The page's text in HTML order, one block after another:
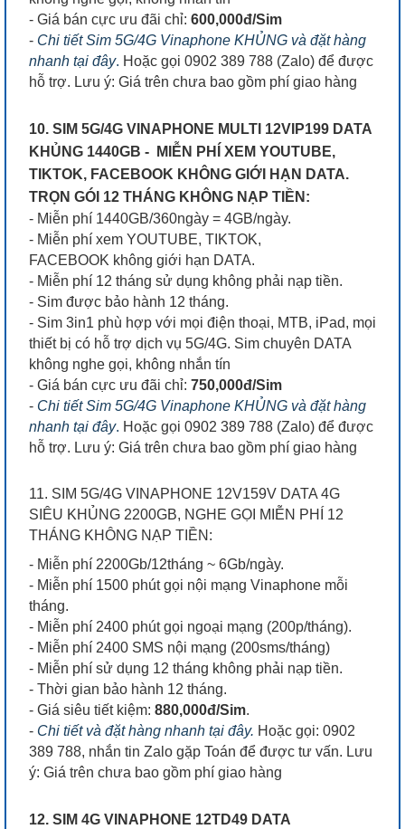
- Giá bán cực ưu đãi chỉ: 600,000đ/Sim
- Chi tiết Sim 5G/4G Vinaphone KHỦNG và đặt hàng
nhanh tại đây. Hoặc gọi 0902 389 788 (Zalo) để được
hỗ trợ. Lưu ý: Giá trên chưa bao gồm phí giao hàng
10. SIM 5G/4G VINAPHONE MULTI 12VIP199 DATA
KHỦNG 1440GB - MIỄN PHÍ XEM YOUTUBE,
TIKTOK, FACEBOOK KHÔNG GIỚI HẠN DATA.
TRỌN GÓI 12 THÁNG KHÔNG NẠP TIỀN:
- Miễn phí 1440GB/360ngày = 4GB/ngày.
- Miễn phí xem YOUTUBE, TIKTOK,
FACEBOOK không giới hạn DATA.
- Miễn phí 12 tháng sử dụng không phải nạp tiền.
- Sim được bảo hành 12 tháng.
- Sim 3in1 phù hợp với mọi điện thoại, MTB, iPad, mọi
thiết bị có hỗ trợ dịch vụ 5G/4G. Sim chuyên DATA
không nghe gọi, không nhắn tín
- Giá bán cực ưu đãi chỉ: 750,000đ/Sim
- Chi tiết Sim 5G/4G Vinaphone KHỦNG và đặt hàng
nhanh tại đây. Hoặc gọi 0902 389 788 (Zalo) để được
hỗ trợ. Lưu ý: Giá trên chưa bao gồm phí giao hàng
11. SIM 5G/4G VINAPHONE 12V159V DATA 4G
SIÊU KHỦNG 2200GB, NGHE GỌI MIỄN PHÍ 12
THÁNG KHÔNG NẠP TIỀN:
- Miễn phí 2200Gb/12tháng ~ 6Gb/ngày.
- Miễn phí 1500 phút gọi nội mạng Vinaphone mỗi
tháng.
- Miễn phí 2400 phút gọi ngoại mạng (200p/tháng).
- Miễn phí 2400 SMS nội mạng (200sms/tháng)
- Miễn phí sử dụng 12 tháng không phải nạp tiền.
- Thời gian bảo hành 12 tháng.
- Giá siêu tiết kiệm: 880,000đ/Sim.
- Chi tiết và đặt hàng nhanh tại đây. Hoặc gọi: 0902
389 788, nhắn tin Zalo gặp Toán để được tư vấn. Lưu
ý: Giá trên chưa bao gồm phí giao hàng
12. SIM 4G VINAPHONE 12TD49 DATA